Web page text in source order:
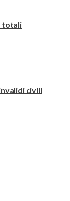
totali
civili